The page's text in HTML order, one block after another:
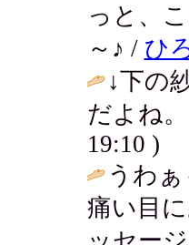
っと、
～♪ / ひ
↓下の
だよね
19:10 )
うわ
痛い目